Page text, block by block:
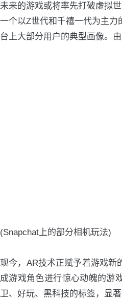
未来的游戏或将率先打破虚拟
一个以Z世代和千禧一代为主
台上大部分用户的典型画像。
(Snapchat上的部分相机玩法)
现今，AR技术正赋予着游戏新
成游戏角色进行惊心动魄的游
卫、好玩、黑科技的标签，显